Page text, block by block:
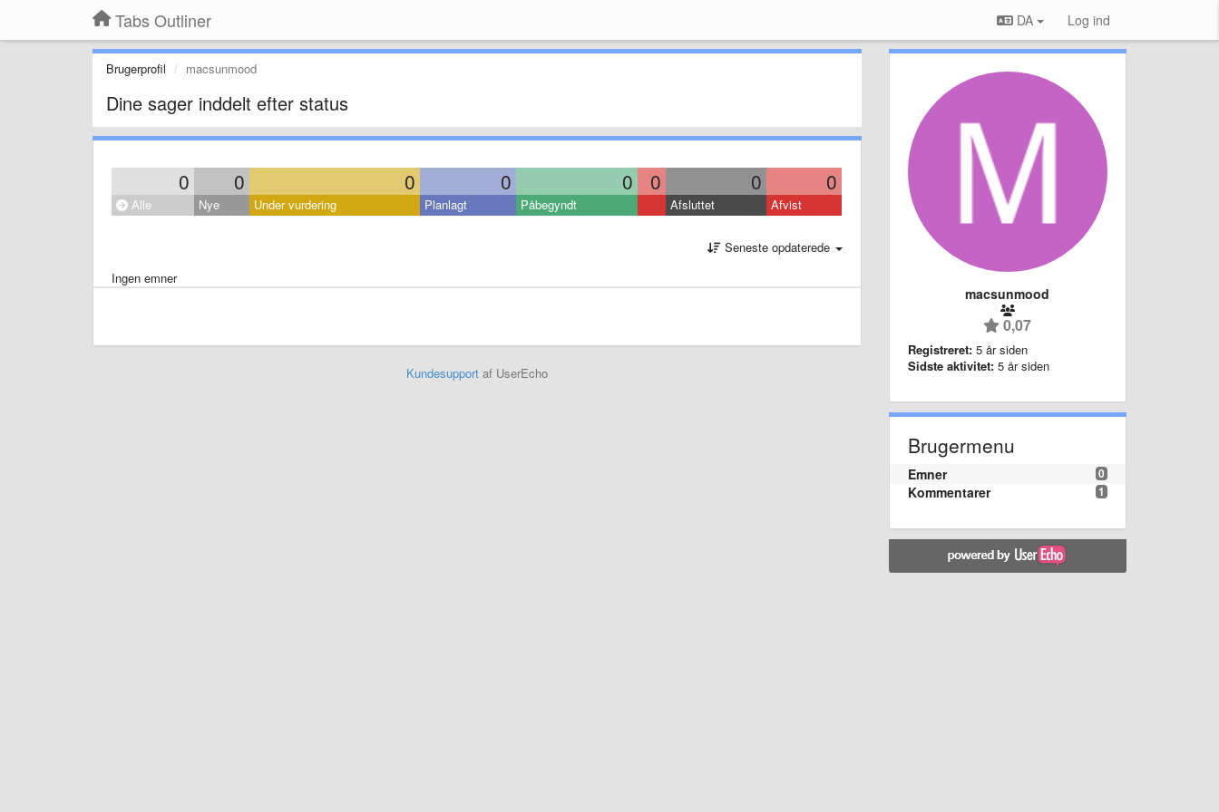
Tabs Outliner DA Log ind
Brugerprofil macsunmood
Dine sager inddelt efter status
0 0 0 0 0 0 0 0
Alle Nye Under vurdering Planlagt Påbegyndt Afsluttet Afvist
Seneste opdaterede
Ingen emner
Kundesupportaf UserEcho
macsunmood
0,07
Registreret: 5 år siden
Sidste aktivitet: 5 år siden
Brugermenu
0
Emner
1
Kommentarer